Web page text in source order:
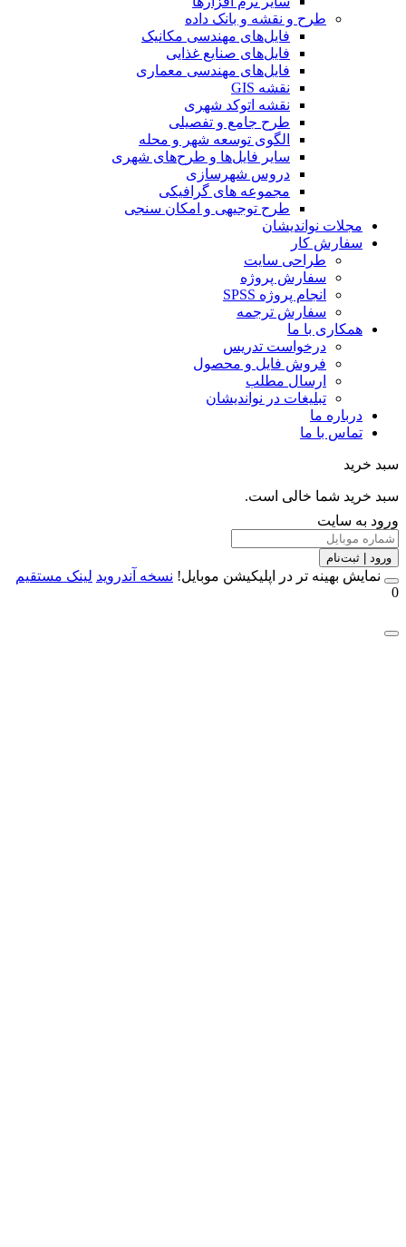
طرح و نقشه و بانک داده
فایل‌های مهندسی مکانیک
فایل‌های صنایع غذایی
فایل‌های مهندسی معماری
نقشه GIS
نقشه اتوکد شهری
طرح جامع و تفصیلی
الگوی توسعه شهر و محله
سایر فایل‌ها و طرح‌های شهری
دروس شهرسازی
مجموعه های گرافیکی
طرح توجیهی و امکان سنجی
مجلات نواندیشان
سفارش کار
طراحی سایت
سفارش پروژه
انجام پروژه SPSS
سفارش ترجمه
همکاری با ما
درخواست تدریس
فروش فایل و محصول
ارسال مطلب
تبلیغات در نواندیشان
درباره ما
تماس با ما
خرید شما خالی است.
به سایت
| ثبت‌نام
بهینه تر در اپلیکیشن موبایل!نسخه آندروید لینک مستقیم